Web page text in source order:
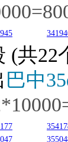
(共22
巴中